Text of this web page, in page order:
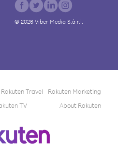
© 2026Viber Media S.à r.l.
Rakuten Travel
Rakuten Marketing
TV About Rakuten